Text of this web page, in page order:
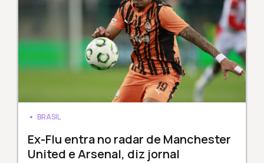
BRASIL
Ex-Flu entra no radar de Manchester
United e Arsenal, diz jornal